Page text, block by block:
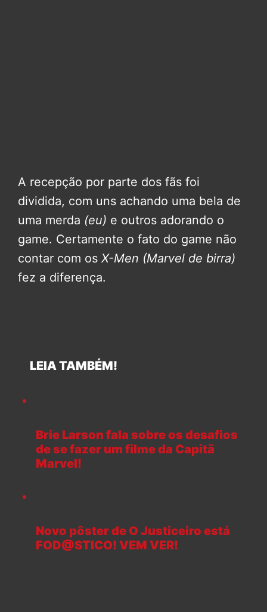
A recepção por parte dos fãs foi
dividida, com uns achando uma bela de
uma merda (eu) e outros adorando o
game. Certamente o fato do game não
contar com os X-Men (Marvel de birra)
fez a diferença.
LEIA TAMBÉM!
Brie Larson fala sobre os desafios
de se fazer um filme da Capitã
Marvel!
Novo pôster de O Justiceiro está
FOD@STICO! VEM VER!